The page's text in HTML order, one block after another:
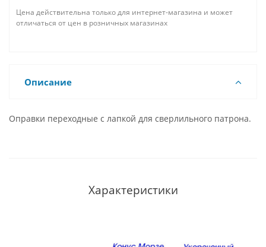
Цена действительна только для интернет-магазина и может
отличаться от цен в розничных магазинах
Описание
Оправки переходные c лапкой для сверлильного патрона.
Характеристики